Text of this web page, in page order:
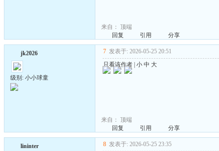
来自： 顶端
回复
引用 分享
jk2026
级别: 小小球童
7 发表于: 2026-05-25 20:51
只看该作者 小 中 大
来自： 顶端
回复
引用 分享
lininter 8 发表于: 2026-05-25 23:35